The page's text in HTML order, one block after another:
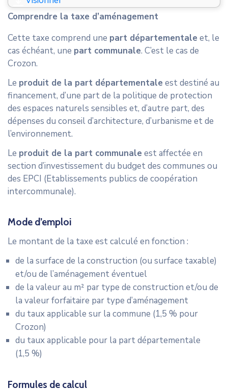
Comprendre la taxe d’aménagement
Cette taxe comprend une part départementale et, le
cas échéant, une part communale. C’est le cas de
Crozon.
Le produit de la part départementale est destiné au
financement, d’une part de la politique de protection
des espaces naturels sensibles et, d’autre part, des
dépenses du conseil d’architecture, d’urbanisme et de
l’environnement.
Le produit de la part communale est affectée en
section d’investissement du budget des communes ou
des EPCI (Etablissements publics de coopération
intercommunale).
Mode d’emploi
Le montant de la taxe est calculé en fonction :
de la surface de la construction (ou surface taxable)
et/ou de l’aménagement éventuel
de la valeur au m² par type de construction et/ou de
la valeur forfaitaire par type d’aménagement
du taux applicable sur la commune (1,5 % pour
Crozon)
du taux applicable pour la part départementale
(1,5 %)
Formules de calcul